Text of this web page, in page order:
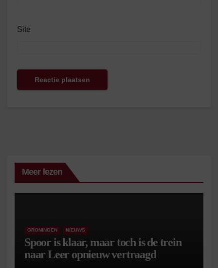
Site
Meer lezen
GRONINGEN NIEUWS
Spoor is klaar, maar toch is de trein
naar Leer opnieuw vertraagd